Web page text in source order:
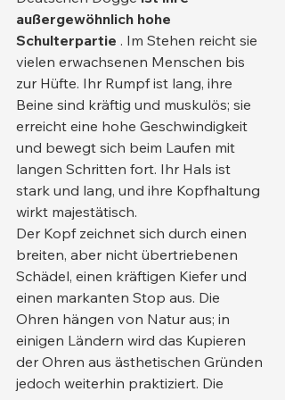
außergewöhnlich hohe
Schulterpartie . Im Stehen reicht sie
vielen erwachsenen Menschen bis
zur Hüfte. Ihr Rumpf ist lang, ihre
Beine sind kräftig und muskulös; sie
erreicht eine hohe Geschwindigkeit
und bewegt sich beim Laufen mit
langen Schritten fort. Ihr Hals ist
stark und lang, und ihre Kopfhaltung
wirkt majestätisch.
Der Kopf zeichnet sich durch einen
breiten, aber nicht übertriebenen
Schädel, einen kräftigen Kiefer und
einen markanten Stop aus. Die
Ohren hängen von Natur aus; in
einigen Ländern wird das Kupieren
der Ohren aus ästhetischen Gründen
jedoch weiterhin praktiziert. Die